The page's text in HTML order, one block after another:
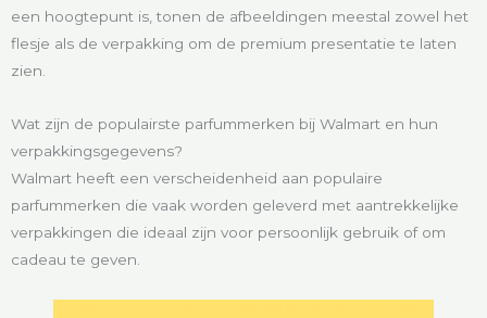
een hoogtepunt is, tonen de afbeeldingen meestal zowel het
flesje als de verpakking om de premium presentatie te laten
zien.
Wat zijn de populairste parfummerken bij Walmart en hun
verpakkingsgegevens?
Walmart heeft een verscheidenheid aan populaire
parfummerken die vaak worden geleverd met aantrekkelijke
verpakkingen die ideaal zijn voor persoonlijk gebruik of om
cadeau te geven.